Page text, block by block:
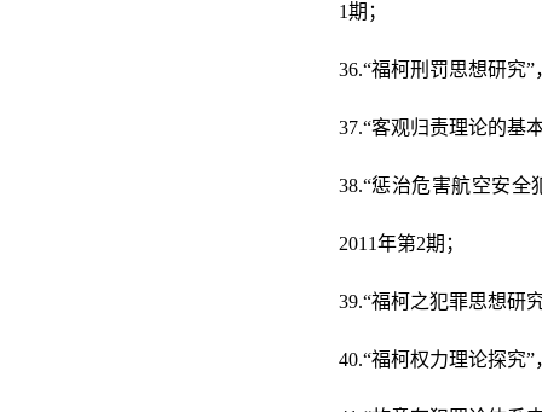
1期；
36.“福柯刑罚思想研究
37.“客观归责理论的基
38.“惩治危害航空安
2011年第2期；
39.“福柯之犯罪思想研
40.“福柯权力理论探究